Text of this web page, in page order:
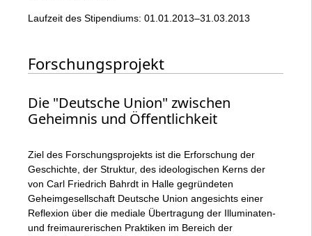
Laufzeit des Stipendiums: 01.01.2013–31.03.2013
Forschungsprojekt
Die "Deutsche Union" zwischen
Geheimnis und Öffentlichkeit
Ziel des Forschungsprojekts ist die Erforschung der
Geschichte, der Struktur, des ideologischen Kerns der
von Carl Friedrich Bahrdt in Halle gegründeten
Geheimgesellschaft Deutsche Union angesichts einer
Reflexion über die mediale Übertragung der Illuminaten-
und freimaurerischen Praktiken im Bereich der